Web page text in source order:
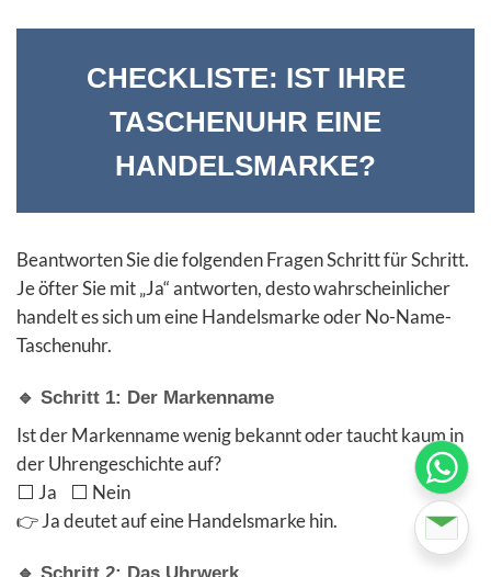
CHECKLISTE: IST IHRE
TASCHENUHR EINE
HANDELSMARKE?
Beantworten Sie die folgenden Fragen Schritt für Schritt.
Je öfter Sie mit „Ja“ antworten, desto wahrscheinlicher
handelt es sich um eine Handelsmarke oder No-Name-
Taschenuhr.
🔹 Schritt 1: Der Markenname
Ist der Markenname wenig bekannt oder taucht kaum in
der Uhrengeschichte auf?
⬜ Ja ⬜ Nein
👉 Ja deutet auf eine Handelsmarke hin.